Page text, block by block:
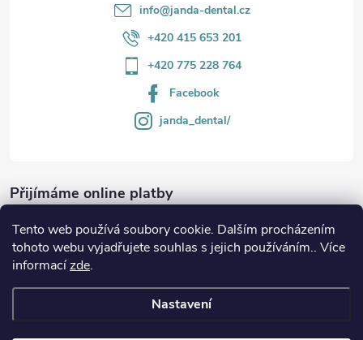
Tento web používá soubory cookie. Dalším procházením
tohoto webu vyjadřujete souhlas s jejich používáním.. Více
informacízde.
Nastavení
info@janda-dental.cz
+420 415 653 201
+420 775 228 764
Facebook
janda_dental/
Přijímáme online platby